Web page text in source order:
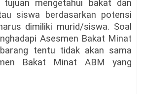
tujuan mengetahui bakat dan
siswa berdasarkan potensi
dimiliki murid/siswa. Soal
Asesmen Bakat Minat
tentu tidak akan sama
Bakat Minat ABM yang